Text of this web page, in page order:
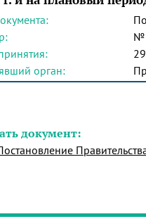
№
орган:
документ: